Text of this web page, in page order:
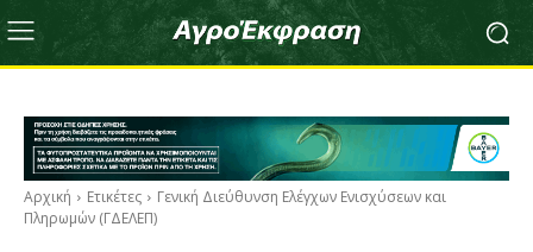
Αρχική Ετικέτες
Γενική Διεύθυνση Ελέγχων Ενισχύσεων και
Πληρωμών (ΓΔΕΛΕΠ)